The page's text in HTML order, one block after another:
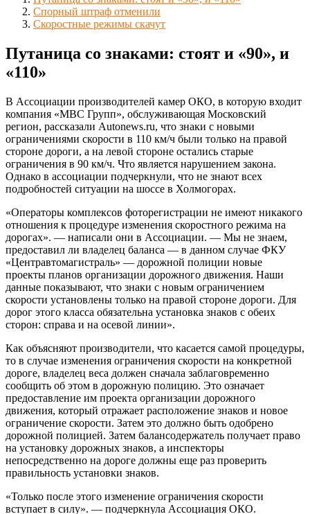
Спорный штраф отменили
Скоростные режимы скачут
Путаница со знаками: стоят и «90», и
«110»
В Ассоциации производителей камер ОКО, в которую входит
компания «МВС Групп», обслуживающая Московский
регион, рассказали Autonews.ru, что знаки с новыми
ограничениями скорости в 110 км/ч были только на правой
стороне дороги, а на левой стороне остались старые
ограничения в 90 км/ч. Что является нарушением закона.
Однако в ассоциации подчеркнули, что не знают всех
подробностей ситуации на шоссе в Холмогорах.
«Операторы комплексов фоторегистрации не имеют никакого
отношения к процедуре изменения скоростного режима на
дорогах». — написали они в Ассоциации. — Мы не знаем,
предоставил ли владелец баланса — в данном случае ФКУ
«Центравтомагистраль» — дорожной полиции новые
проекты планов организации дорожного движения. Наши
данные показывают, что знаки с новым ограничением
скорости установлены только на правой стороне дороги. Для
дорог этого класса обязательна установка знаков с обеих
сторон: справа и на осевой линии».
Как объясняют производители, что касается самой процедуры,
то в случае изменения ограничения скорости на конкретной
дороге, владелец веса должен сначала заблаговременно
сообщить об этом в дорожную полицию. Это означает
предоставление им проекта организации дорожного
движения, который отражает расположение знаков и новое
ограничение скорости. Затем это должно быть одобрено
дорожной полицией. Затем балансодержатель получает право
на установку дорожных знаков, а инспекторы
непосредственно на дороге должны еще раз проверить
правильность установки знаков.
«Только после этого изменение ограничения скорости
вступает в силу». — подчеркнула Ассоциация ОКО.